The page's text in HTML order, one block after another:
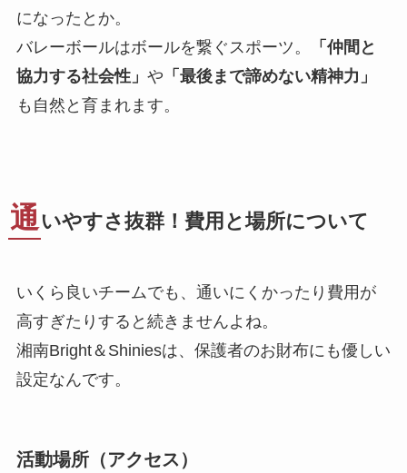
になったとか。
バレーボールはボールを繋ぐスポーツ。
「仲間と
協力する社会性」 や 「最後まで諦めない精神力」
も自然と育まれます。
通いやすさ抜群！費用と場所について
いくら良いチームでも、通いにくかったり費用が
高すぎたりすると続きませんよね。
湘南Bright＆Shiniesは、保護者のお財布にも優しい
設定なんです。
活動場所（アクセス）